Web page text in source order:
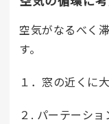
空気がなるべく
す。
１．窓の近くに
２. パーテーシ